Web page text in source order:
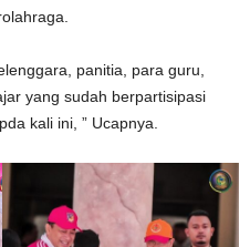
panitia, para guru,
yang sudah berpartisipasi
kali ini, ” Ucapnya.